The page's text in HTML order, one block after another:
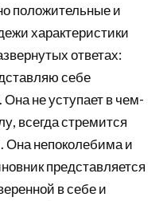
положительные и
характеристики
ответах:
себе
не уступает в чем-
всегда стремится
Она непоколебима и
представляется
в себе и